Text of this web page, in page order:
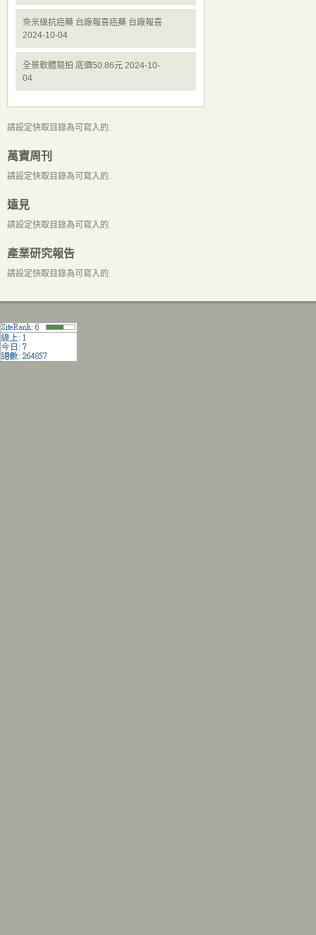
奈米級抗癌藥 台廠報喜癌藥 台廠報喜
2024-10-04
全景軟體競拍 底價50.86元 2024-10-
04
請設定快取目錄為可寫入的.
萬寶周刊
請設定快取目錄為可寫入的.
遠見
請設定快取目錄為可寫入的.
產業研究報告
請設定快取目錄為可寫入的.